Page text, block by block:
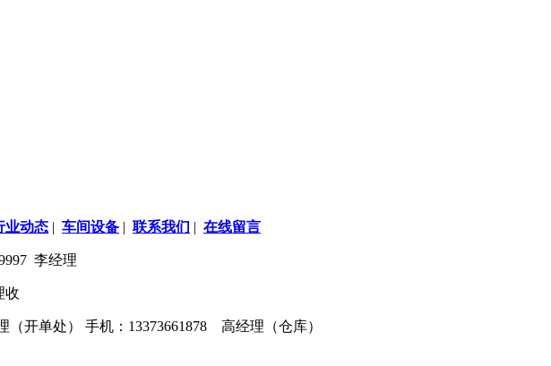
业动态 | 车间设备 | 联系我们 | 在线留言
李经理
收
开单处） 手机：13373661878 高经理（仓库）